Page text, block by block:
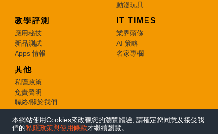
本網站使用Cookies來改善您的瀏覽體驗, 請確定您同意及接受我
們的私隱政策與使用條款才繼續瀏覽。
動漫玩具
教學評測
應用秘技
新品測試
Apps 情報
IT TIMES
業界頭條
AI 策略
名家專欄
其他
私隱政策
免責聲明
聯絡/關於我們
© 2026 e-zone. All Rights Reserved.